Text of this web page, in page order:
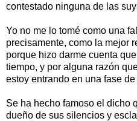
contestado ninguna de las
Yo no me lo tomé como una
precisamente, como la mejor
porque hizo darme cuenta
tiempo, y por alguna razón
estoy entrando en una fase
Se ha hecho famoso el dicho
dueño de sus silencios y